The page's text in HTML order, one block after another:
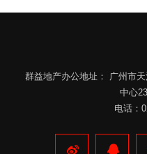
群益地产办公地址： 广州市
中心
电话：